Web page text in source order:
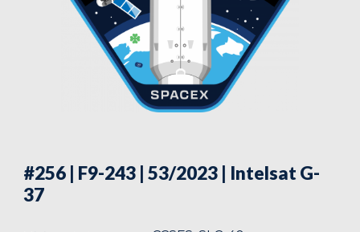
#256 | F9-243 | 53/2023 | Intelsat G-
37